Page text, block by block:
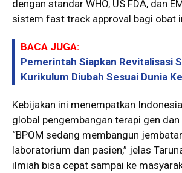
dengan standar WHO, US FDA, dan
sistem fast track approval bagi obat
BACA JUGA:
Pemerintah Siapkan Revitalisasi
Kurikulum Diubah Sesuai Dunia
Kebijakan ini menempatkan
global pengembangan terapi gen
“BPOM sedang membangun
laboratorium dan pasien,” jelas
ilmiah bisa cepat sampai ke